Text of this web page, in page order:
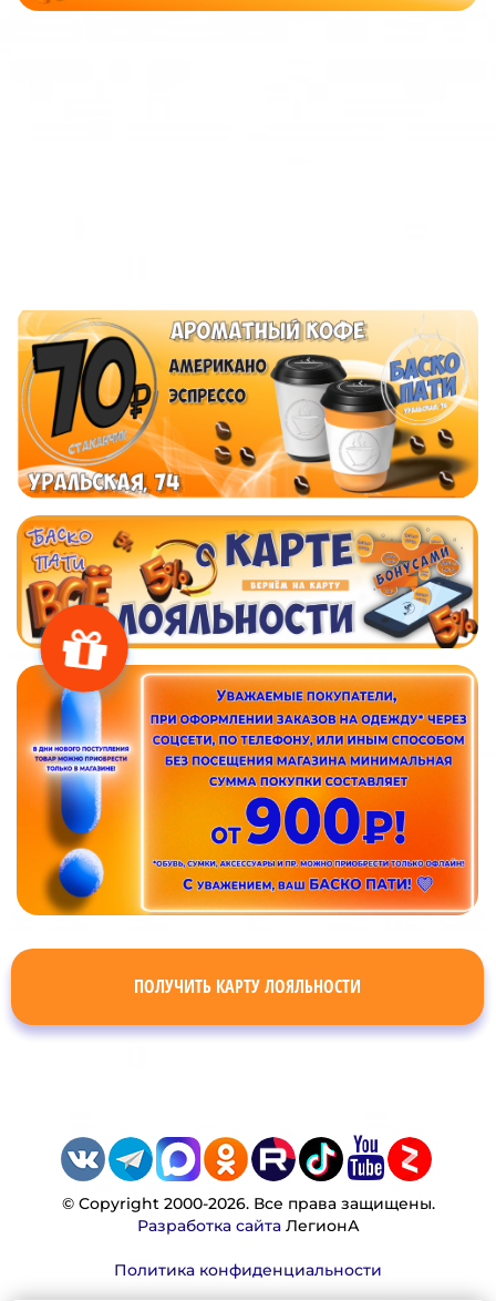
ПОЛУЧИТЬ КАРТУ ЛОЯЛЬНОСТИ
© Copyright 2000-2026. Все права защищены.
Разработка сайтаЛегионА
Политика конфиденциальности